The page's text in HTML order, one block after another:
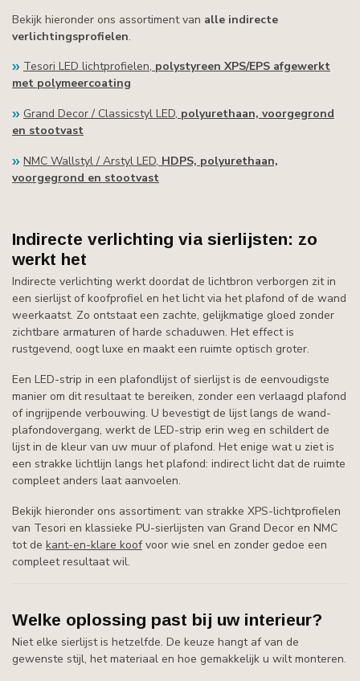
Bekijk hieronder ons assortiment van alle indirecte
verlichtingsprofielen.
Tesori LED lichtprofielen, polystyreen XPS/EPS afgewerkt
met polymeercoating
Grand Decor / Classicstyl LED, polyurethaan, voorgegrond
en stootvast
NMC Wallstyl / Arstyl LED, HDPS, polyurethaan,
voorgegrond en stootvast
Indirecte verlichting via sierlijsten: zo
werkt het
Indirecte verlichting werkt doordat de lichtbron verborgen zit in
een sierlijst of koofprofiel en het licht via het plafond of de wand
weerkaatst. Zo ontstaat een zachte, gelijkmatige gloed zonder
zichtbare armaturen of harde schaduwen. Het effect is
rustgevend, oogt luxe en maakt een ruimte optisch groter.
Een LED-strip in een plafondlijst of sierlijst is de eenvoudigste
manier om dit resultaat te bereiken, zonder een verlaagd plafond
of ingrijpende verbouwing. U bevestigt de lijst langs de wand-
plafondovergang, werkt de LED-strip erin weg en schildert de
lijst in de kleur van uw muur of plafond. Het enige wat u ziet is
een strakke lichtlijn langs het plafond: indirect licht dat de ruimte
compleet anders laat aanvoelen.
Bekijk hieronder ons assortiment: van strakke XPS-lichtprofielen
van Tesori en klassieke PU-sierlijsten van Grand Decor en NMC
tot de kant-en-klare koofvoor wie snel en zonder gedoe een
compleet resultaat wil.
Welke oplossing past bij uw interieur?
Niet elke sierlijst is hetzelfde. De keuze hangt af van de
gewenste stijl, het materiaal en hoe gemakkelijk u wilt monteren.